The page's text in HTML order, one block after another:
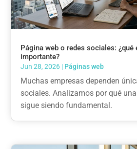
Página web o redes sociales: ¿qué
importante?
Jun 28, 2026 | Páginas web
Muchas empresas dependen
sociales. Analizamos por qué
sigue siendo fundamental.